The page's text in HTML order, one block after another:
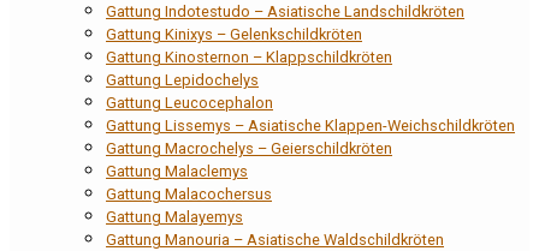
Gattung Indotestudo – Asiatische Landschildkröten
Gattung Kinixys – Gelenkschildkröten
Gattung Kinosternon – Klappschildkröten
Gattung Lepidochelys
Gattung Leucocephalon
Gattung Lissemys – Asiatische Klappen-Weichschildkröten
Gattung Macrochelys – Geierschildkröten
Gattung Malaclemys
Gattung Malacochersus
Gattung Malayemys
Gattung Manouria – Asiatische Waldschildkröten